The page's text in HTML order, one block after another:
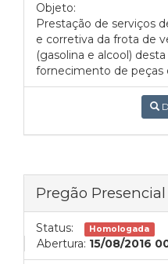
Objeto:
Prestação de serviços
e corretiva da frota de
(gasolina e alcool)
fornecimento de peças
Pregão Presencial
Status: Homologada
Abertura: 15/08/2016